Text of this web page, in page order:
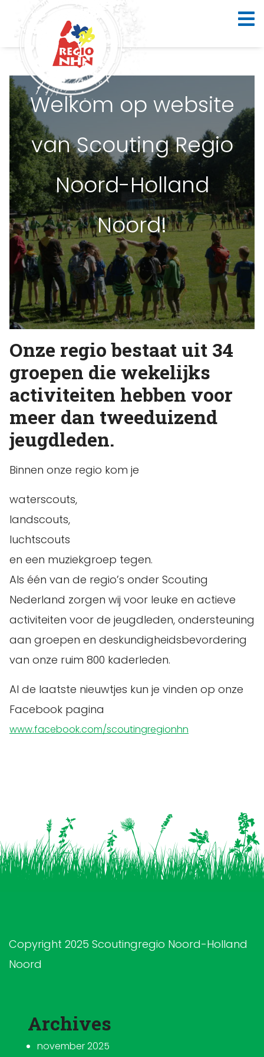
Welkom op website
van Scouting Regio
Noord-Holland
Noord!
Onze regio bestaat uit 34
groepen die wekelijks
activiteiten hebben voor
meer dan tweeduizend
jeugdleden.
Binnen onze regio kom je
waterscouts,
landscouts,
luchtscouts
en een muziekgroep tegen.
Als één van de regio’s onder Scouting
Nederland zorgen wij voor leuke en actieve
activiteiten voor de jeugdleden, ondersteuning
aan groepen en deskundigheidsbevordering
van onze ruim 800 kaderleden.
Al de laatste nieuwtjes kun je vinden op onze
Facebook pagina
www.facebook.com/scoutingregionhn
Copyright 2025 Scoutingregio Noord-Holland
Noord
Archives
november 2025